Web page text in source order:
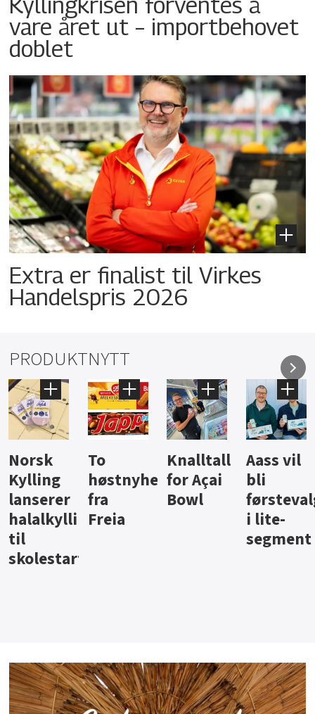
vare året ut – importbehovet
doblet
Extra er finalist til Virkes
Handelspris 2026
PRODUKTNYTT
Knalltall
for Açai
Bowl
Aass vil
bli
førstevalg
i lite-
Brus og
jus fra
Berentsen
Hard
iste fra
Hansa